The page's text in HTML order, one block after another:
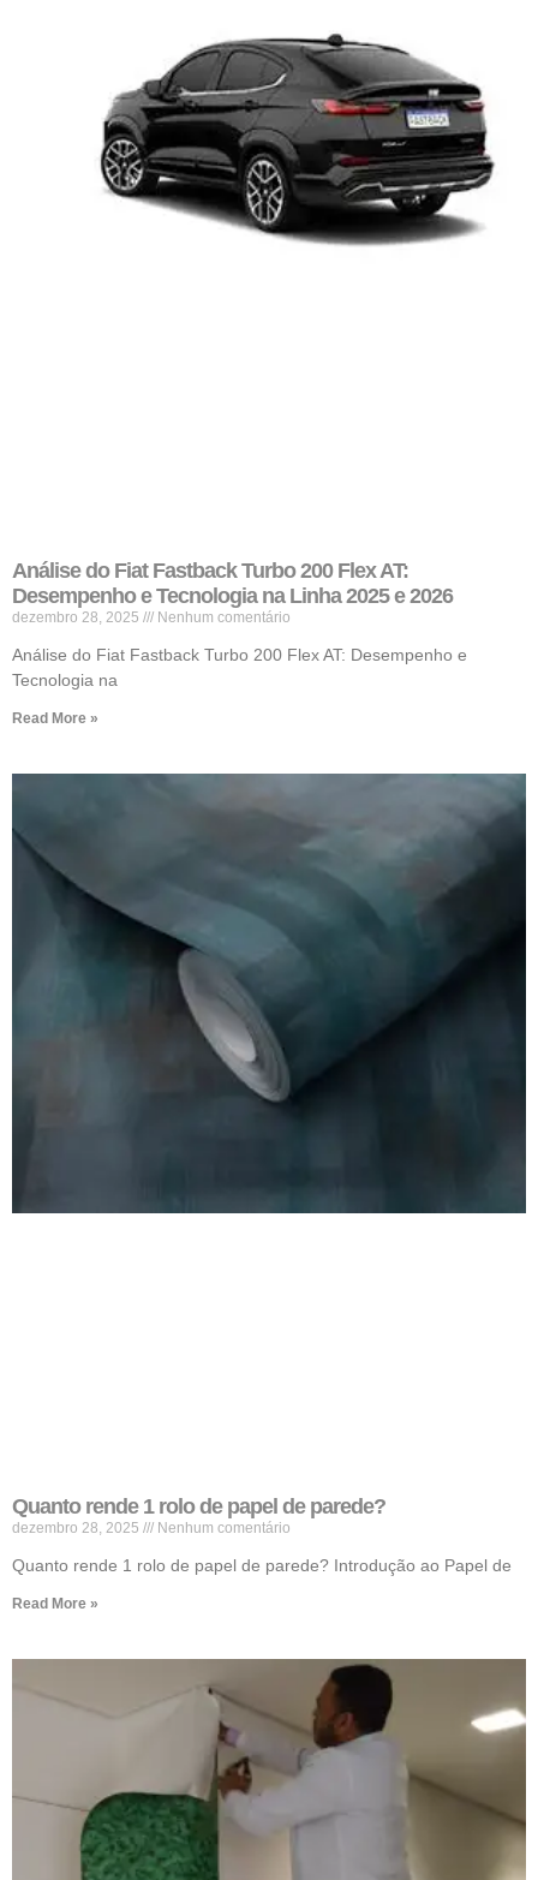
Análise do Fiat Fastback Turbo 200 Flex AT:
Desempenho e Tecnologia na Linha 2025 e 2026
dezembro 28, 2025 Nenhum comentário
Análise do Fiat Fastback Turbo 200 Flex AT: Desempenho e
Tecnologia na
Read More »
Quanto rende 1 rolo de papel de parede?
dezembro 28, 2025 Nenhum comentário
Quanto rende 1 rolo de papel de parede? Introdução ao Papel de
Read More »